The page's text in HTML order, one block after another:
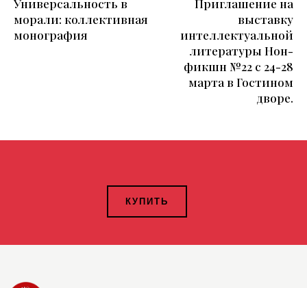
Универсальность в
морали: коллективная
монография
Приглашение на
выставку
интеллектуальной
литературы Нон-
фикшн №22 с 24-28
марта в Гостином
дворе.
КУПИТЬ